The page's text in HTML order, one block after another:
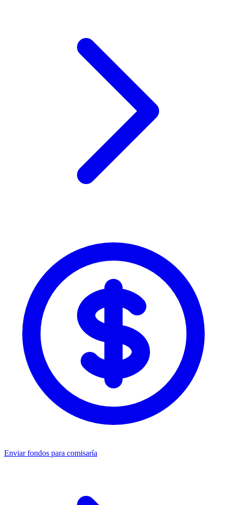
Enviar fondos para comisaría